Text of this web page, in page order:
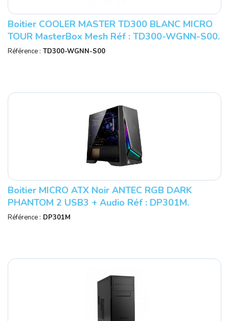
Boitier COOLER MASTER TD300 BLANC MICRO
TOUR MasterBox Mesh Réf : TD300-WGNN-S00.
Référence : TD300-WGNN-S00
Boitier MICRO ATX Noir ANTEC RGB DARK
PHANTOM 2 USB3 + Audio Réf : DP301M.
Référence : DP301M